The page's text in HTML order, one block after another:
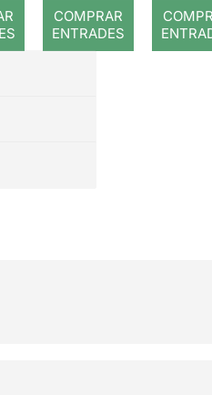
COMPRAR
ENTRADES